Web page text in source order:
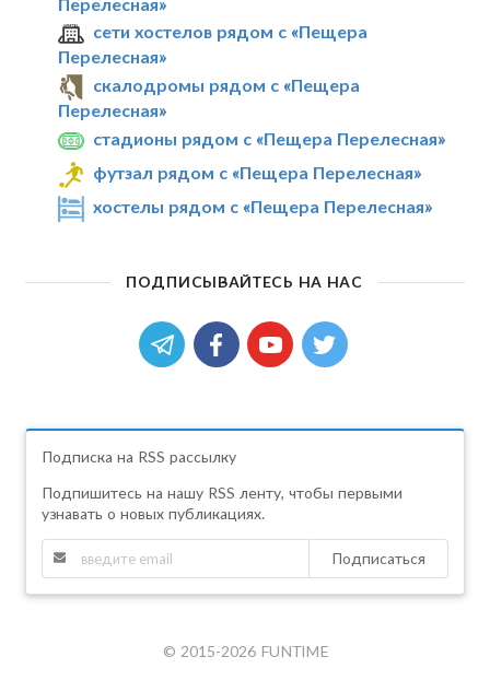
сети хостелов рядом с «Пещера
Перелесная»
скалодромы рядом с «Пещера
Перелесная»
стадионы рядом с «Пещера Перелесная»
футзал рядом с «Пещера Перелесная»
хостелы рядом с «Пещера Перелесная»
ПОДПИСЫВАЙТЕСЬ НА НАС
Подписка на RSS рассылку
Подпишитесь на нашу RSS ленту, чтобы первыми
узнавать о новых публикациях.
Подписаться
© 2015-2026 FUNTIME